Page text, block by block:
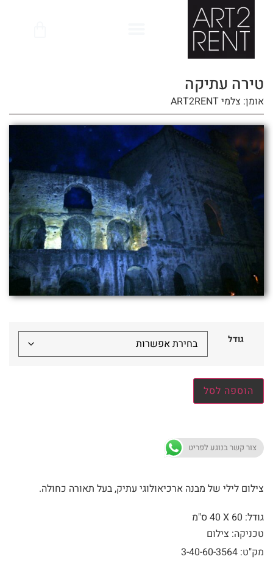
טירה עתיקה
אומן: צלמי ART2RENT
גודל
הוספה לסל
צור קשר בנוגע לפריט
צילום לילי של מבנה ארכיאולוגי עתיק, בעל תאורה כחולה.
גודל: 60 X
40 ס"מ
טכניקה: צילום
מק"ט: 3-40-60-3564